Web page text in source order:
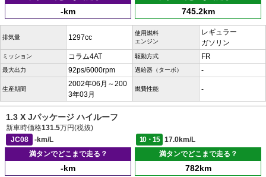
-km 745.2km
排気量 1297cc
使用燃料
エンジン
レギュラー
ガソリン
ミッション コラム4AT 駆動方式 FR
最大出力 92ps/6000rpm 過給器（ターボ） -
生産期間
2002年06月～200
3年03月
燃費性能 -
1.3 X Jパッケージ ハイルーフ
新車時価格131.5万円(税抜)
JC08
-km/L 10・15
17.0km/L
満タンでどこまで走る？
-km
満タンでどこまで走る？
782km